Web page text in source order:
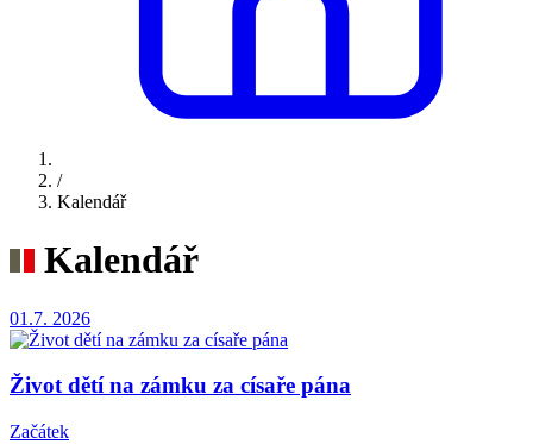
/
Kalendář
Kalendář
01.7. 2026
Život dětí na zámku za císaře pána
Začátek